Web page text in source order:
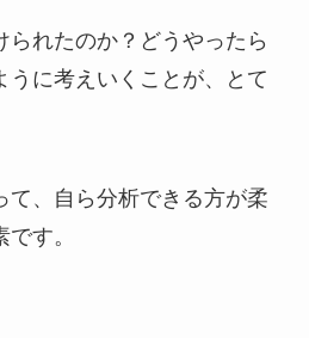
られたのか？どうやったら
うに考えいくことが、とて
て、自ら分析できる方が柔
す。